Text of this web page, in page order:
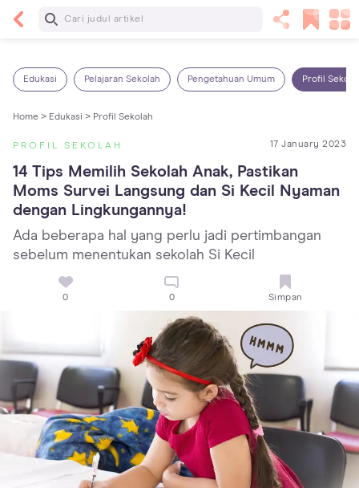
Baca Selanjutnya
Edukasi Pelajaran Sekolah Pengetahuan Umum Profil
Home > Edukasi > Profil Sekolah
PROFIL SEKOLAH 17 January 2023
14 Tips Memilih Sekolah Anak, Pastikan
Moms Survei Langsung dan Si Kecil Nyaman
dengan Lingkungannya!
Ada beberapa hal yang perlu jadi pertimbangan
sebelum menentukan sekolah Si Kecil
0 0 Simpan